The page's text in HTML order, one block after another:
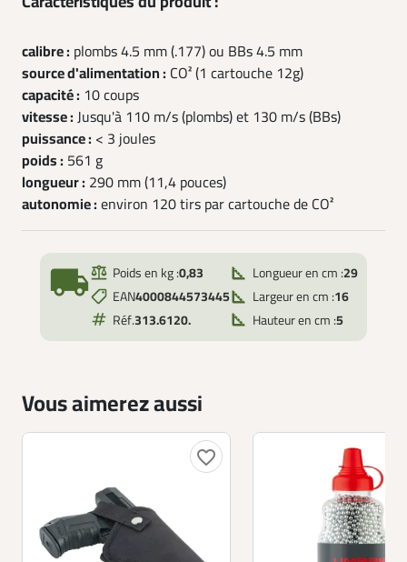
calibre : plombs 4.5 mm (.177) ou BBs 4.5 mm
source d'alimentation : CO² (1 cartouche 12g)
capacité : 10 coups
vitesse : Jusqu'à 110 m/s (plombs) et 130 m/s (BBs)
puissance : < 3 joules
poids : 561 g
longueur : 290 mm (11,4 pouces)
autonomie : environ 120 tirs par cartouche de CO²
local_shipping Poids en kg :0,83
EAN4000844573445
Réf.313.6120.
Longueur en cm :29
Largeur en cm :16
Hauteur en cm :5
Vous aimerez aussi
favorite_border